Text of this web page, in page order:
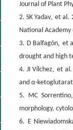
Journal of Plant
2. SK Yadav,et al.
National Academy
3. D Balfagón, et
drought and high
4. JI Vílchez,et al.
and α-
5. MC Sorrentino
morphology,
6. E